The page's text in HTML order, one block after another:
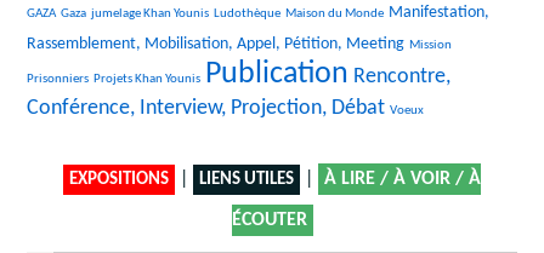
GAZA
375/2805
Gaza
317/2805jumelage Khan Younis
393/2805 Ludothèque
14/2805 Maison du Monde
1225/2805
Manifestation,
Rassemblement, Mobilisation, Appel, Pétition, Meeting
27/2805 Mission
33/2805
Prisonniers
169/2805Projets Khan Younis
2805/2805 Publication
1758/2805
Rencontre,
Conférence, Interview, Projection, Débat
13/2805 Voeux
EXPOSITIONS LIENS UTILES À LIRE / À VOIR / À
ÉCOUTER